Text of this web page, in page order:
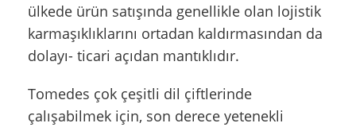
ülkede ürün satışında genellikle olan lojistik
karmaşıklıklarını ortadan kaldırmasından da
dolayı- ticari açıdan mantıklıdır.
Tomedes çok çeşitli dil çiftlerinde
çalışabilmek için, son derece yetenekli